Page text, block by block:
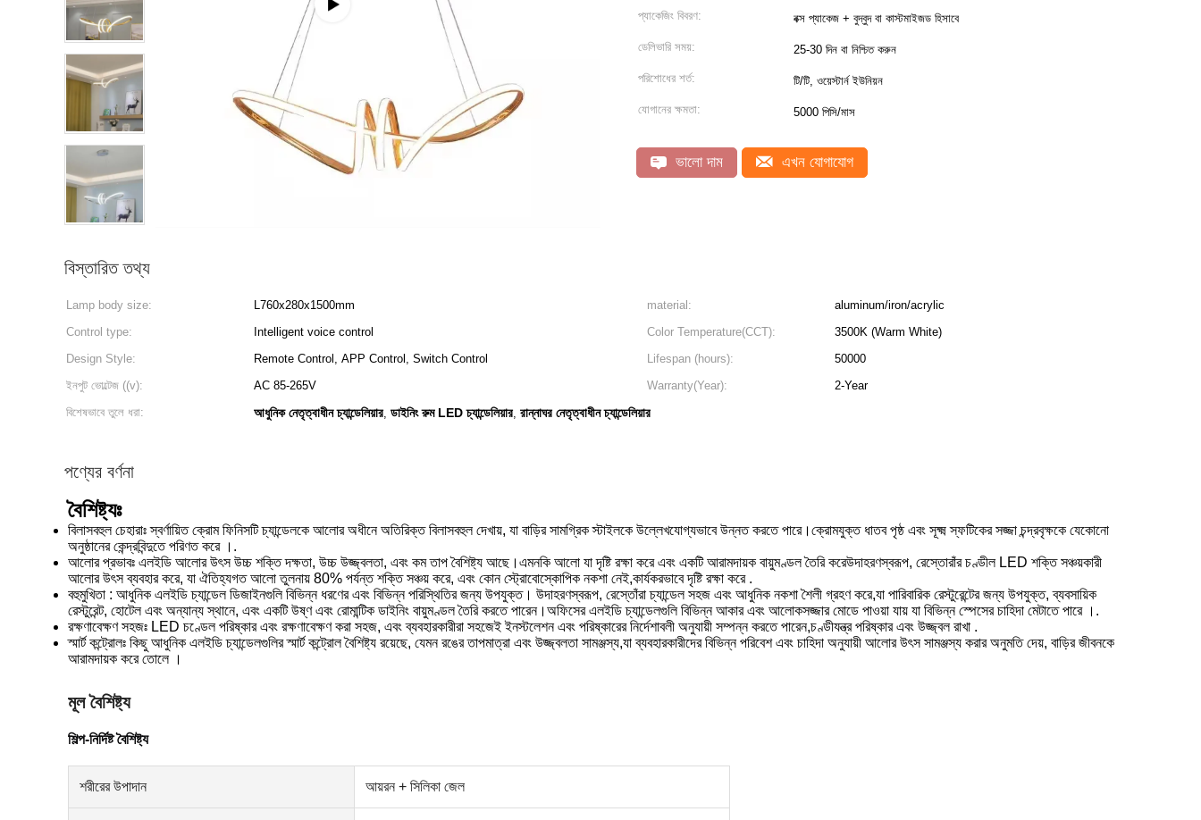
প্যাকেজিং বিবরণ: বক্স প্যাকেজ + বুদ্বুদ বা কাস্টমাইজড হিসাবে
ডেলিভারি সময়: 25-30 দিন বা নিশ্চিত করুন
পরিশোধের শর্ত: টি/টি, ওয়েস্টার্ন ইউনিয়ন
যোগানের ক্ষমতা: 5000 পিসি/মাস
ভালো দাম এখন যোগাযোগ
বিস্তারিত তথ্য
Lamp body size: L760x280x1500mm material:
aluminum/iron/acrylic
Control type:
Intelligent voice control Color Temperature(CCT):
3500K (Warm White)
Design Style:
Remote Control, APP Control, Switch Control Lifespan (hours):
50000
ইনপুট ভোল্টেজ ((v):
AC 85-265V Warranty(Year):
2-Year
বিশেষভাবে তুলে ধরা:
আধুনিক নেতৃত্বাধীন চ্যান্ডেলিয়ার, ডাইনিং রুম LED চ্যান্ডেলিয়ার, রান্নাঘর নেতৃত্বাধীন চ্যান্ডেলিয়ার
পণ্যের বর্ণনা
বৈশিষ্ট্যঃ
বিলাসবহুল চেহারাঃ স্বর্ণায়িত ক্রোম ফিনিসটি চ্যান্ডেলকে আলোর অধীনে অতিরিক্ত বিলাসবহুল দেখায়, যা বাড়ির সামগ্রিক স্টাইলকে উল্লেখযোগ্যভাবে উন্নত করতে পারে।ক্রোমযুক্ত ধাতব পৃষ্ঠ এবং সূক্ষ্ম স্ফটিকের সজ্জা চন্দ্রবৃক্ষকে যেকোনো
অনুষ্ঠানের কেন্দ্রবিন্দুতে পরিণত করে ।.
আলোর প্রভাবঃ এলইডি আলোর উৎস উচ্চ শক্তি দক্ষতা, উচ্চ উজ্জ্বলতা, এবং কম তাপ বৈশিষ্ট্য আছে।এমনকি আলো যা দৃষ্টি রক্ষা করে এবং একটি আরামদায়ক বায়ুমণ্ডল তৈরি করেউদাহরণস্বরূপ, রেস্তোরাঁর চণ্ডীল LED শক্তি সঞ্চয়কারী
আলোর উৎস ব্যবহার করে, যা ঐতিহ্যগত আলো তুলনায় 80% পর্যন্ত শক্তি সঞ্চয় করে, এবং কোন স্ট্রোবোস্কোপিক নকশা নেই,কার্যকরভাবে দৃষ্টি রক্ষা করে .
বহুমুখিতা : আধুনিক এলইডি চ্যান্ডেল ডিজাইনগুলি বিভিন্ন ধরণের এবং বিভিন্ন পরিস্থিতির জন্য উপযুক্ত। উদাহরণস্বরূপ, রেস্তোঁরা চ্যান্ডেল সহজ এবং আধুনিক নকশা শৈলী গ্রহণ করে,যা পারিবারিক রেস্টুরেন্টের জন্য উপযুক্ত, ব্যবসায়িক
রেস্টুরেন্ট, হোটেল এবং অন্যান্য স্থানে, এবং একটি উষ্ণ এবং রোমান্টিক ডাইনিং বায়ুমণ্ডল তৈরি করতে পারেন।অফিসের এলইডি চ্যান্ডেলগুলি বিভিন্ন আকার এবং আলোকসজ্জার মোডে পাওয়া যায় যা বিভিন্ন স্পেসের চাহিদা মেটাতে পারে ।.
রক্ষণাবেক্ষণ সহজঃ LED চণ্ডেল পরিষ্কার এবং রক্ষণাবেক্ষণ করা সহজ, এবং ব্যবহারকারীরা সহজেই ইনস্টলেশন এবং পরিষ্কারের নির্দেশাবলী অনুযায়ী সম্পন্ন করতে পারেন,চণ্ডীযন্ত্র পরিষ্কার এবং উজ্জ্বল রাখা .
স্মার্ট কন্ট্রোলঃ কিছু আধুনিক এলইডি চ্যান্ডেলগুলির স্মার্ট কন্ট্রোল বৈশিষ্ট্য রয়েছে, যেমন রঙের তাপমাত্রা এবং উজ্জ্বলতা সামঞ্জস্য,যা ব্যবহারকারীদের বিভিন্ন পরিবেশ এবং চাহিদা অনুযায়ী আলোর উৎস সামঞ্জস্য করার অনুমতি দেয়, বাড়ির জীবনকে
আরামদায়ক করে তোলে ।
মূল বৈশিষ্ট্য
শিল্প-নির্দিষ্ট বৈশিষ্ট্য
শরীরের উপাদান আয়রন + সিলিকা জেল